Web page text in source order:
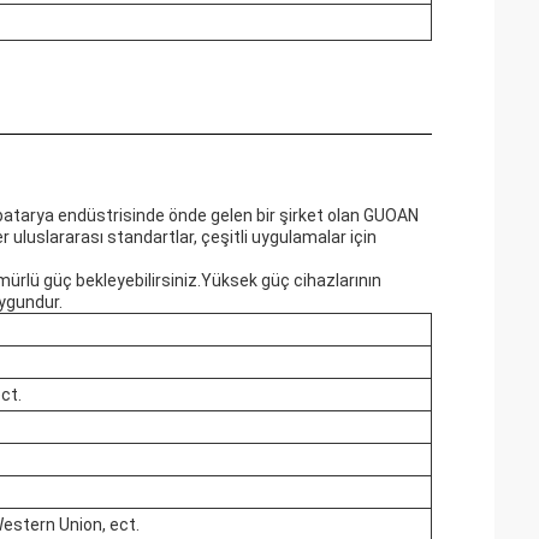
endüstrisinde önde gelen bir şirket olan GUOAN
uluslararası standartlar, çeşitli uygulamalar için
güç bekleyebilirsiniz.Yüksek güç cihazlarının
Union, ect.